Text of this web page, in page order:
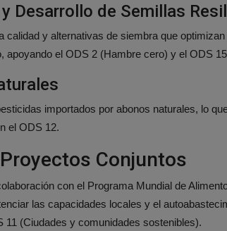
Desarrollo de Semillas
calidad y alternativas de siembra que
apoyando el ODS 2 (Hambre cero) y el ODS
importados por abonos naturales, lo
el ODS 12.
Conjuntos
con el Programa Mundial de
las capacidades locales y el
11 (Ciudades y comunidades sostenibles).